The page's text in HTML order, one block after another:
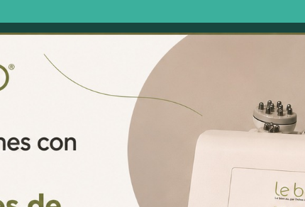
PROMOCIONES
de la endermología, qué problemas combate y
y Bienestar. La endermología es un tratamiento